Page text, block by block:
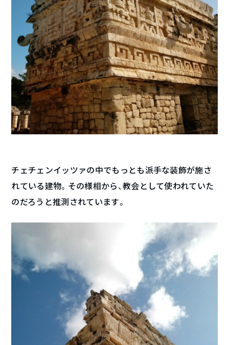
チェチェンイッツァの中でもっとも派手な装飾が施さ
れている建物。その様相から、教会として使われていた
のだろうと推測されています。